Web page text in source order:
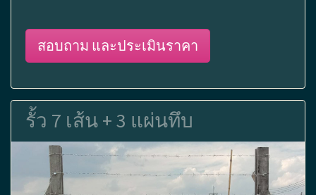
สอบถาม และประเมินราคา
รั้ว 7 เส้น + 3 แผ่นทึบ